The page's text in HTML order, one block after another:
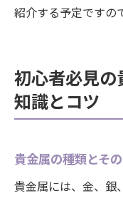
紹介する予定ですの
初心者必見
知識とコツ
貴金属の種類とそ
貴金属には、金、銀